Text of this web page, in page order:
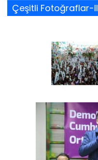
Çeşitli Fotoğraflar-II